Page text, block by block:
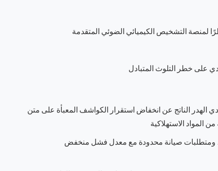
على خطر التلوث المتبادل
الهدر الناتج عن انخفاض استقرار الكواشف المعبأة على متن
من المواد الاستهلاكية
ومتطلبات صيانة محدودة مع معدل فشل منخفض